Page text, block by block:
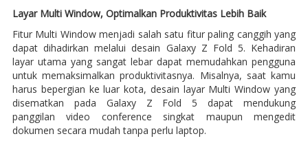
Layar Multi Window, Optimalkan Produktivitas Lebih Baik
Fitur Multi Window menjadi salah satu fitur paling canggih yang
dapat dihadirkan melalui desain Galaxy Z Fold 5. Kehadiran
layar utama yang sangat lebar dapat memudahkan pengguna
untuk memaksimalkan produktivitasnya. Misalnya, saat kamu
harus bepergian ke luar kota, desain layar Multi Window yang
disematkan pada Galaxy Z Fold 5 dapat mendukung
panggilan video conference singkat maupun mengedit
dokumen secara mudah tanpa perlu laptop.